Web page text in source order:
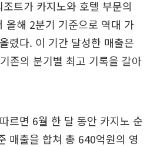
트가 카지노와 호텔 부문의
올해 2분기 기준으로 역대 가
렸다. 이 기간 달성한 매출은
존의 분기별 최고 기록을 갈아
르면 6월 한 달 동안 카지노 순
매출을 합쳐 총 640억원의 영